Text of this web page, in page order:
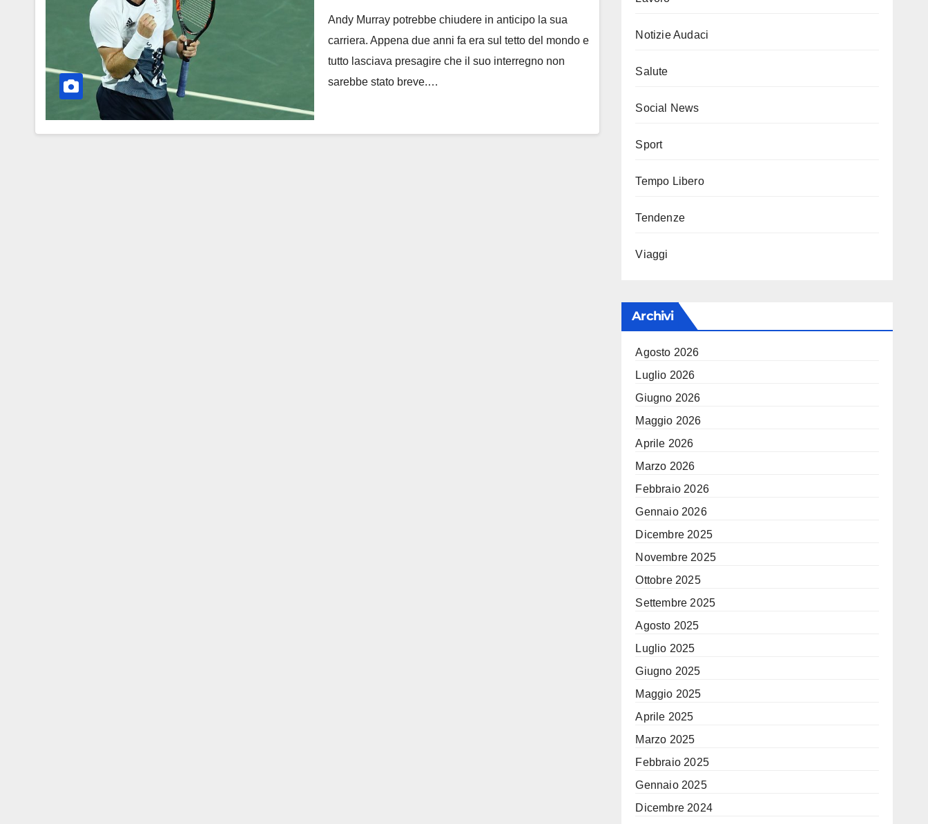
Andy Murray potrebbe chiudere in anticipo la sua
carriera. Appena due anni fa era sul tetto del mondo e
tutto lasciava presagire che il suo interregno non
sarebbe stato breve.…
Notizie Audaci
Salute
Social News
Sport
Tempo Libero
Tendenze
Viaggi
Archivi
Agosto 2026
Luglio 2026
Giugno 2026
Maggio 2026
Aprile 2026
Marzo 2026
Febbraio 2026
Gennaio 2026
Dicembre 2025
Novembre 2025
Ottobre 2025
Settembre 2025
Agosto 2025
Luglio 2025
Giugno 2025
Maggio 2025
Aprile 2025
Marzo 2025
Febbraio 2025
Gennaio 2025
Dicembre 2024